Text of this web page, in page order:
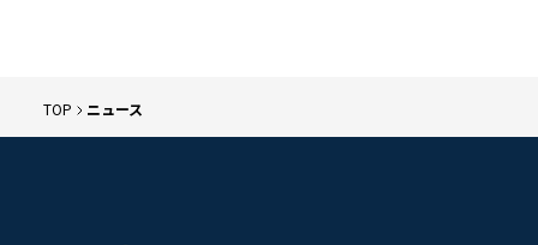
TOP ニュース